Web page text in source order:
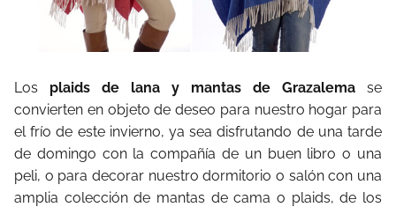
Los plaids de lana y mantas de Grazalema se
convierten en objeto de deseo para nuestro hogar para
el frío de este invierno, ya sea disfrutando de una tarde
de domingo con la compañía de un buen libro o una
peli, o para decorar nuestro dormitorio o salón con una
amplia colección de mantas de cama o plaids, de los